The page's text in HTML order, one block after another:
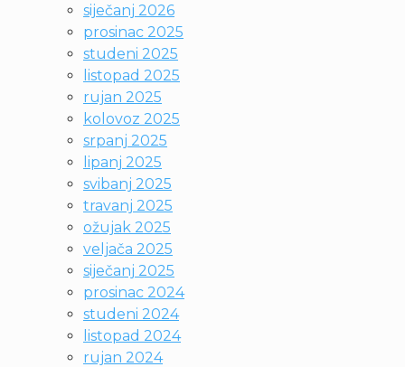
siječanj 2026
prosinac 2025
studeni 2025
listopad 2025
rujan 2025
kolovoz 2025
srpanj 2025
lipanj 2025
svibanj 2025
travanj 2025
ožujak 2025
veljača 2025
siječanj 2025
prosinac 2024
studeni 2024
listopad 2024
rujan 2024